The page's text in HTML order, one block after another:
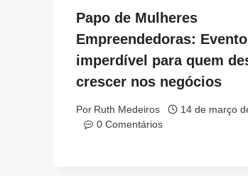
Papo de Mulheres
Empreendedoras: Evento
imperdível para quem
crescer nos negócios
Por Ruth Medeiros
14 de março
0 Comentários